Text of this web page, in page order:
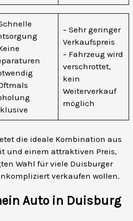
– Sehr geringer
Verkaufspreis
– Fahrzeug wird
verschrottet,
kein
Weiterverkauf
möglich
die ideale Kombination aus
und einem attraktiven Preis,
Wahl für viele Duisburger
verkaufen wollen.
Auto in Duisburg